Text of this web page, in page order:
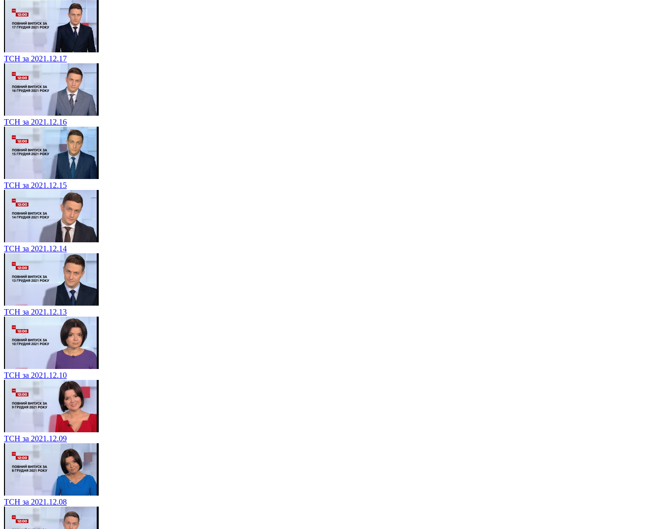
ТСН за 2021.12.17
ТСН за 2021.12.16
ТСН за 2021.12.15
ТСН за 2021.12.14
ТСН за 2021.12.13
ТСН за 2021.12.10
ТСН за 2021.12.09
ТСН за 2021.12.08